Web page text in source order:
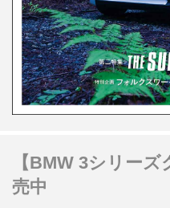
【BMW 3シリー
売中